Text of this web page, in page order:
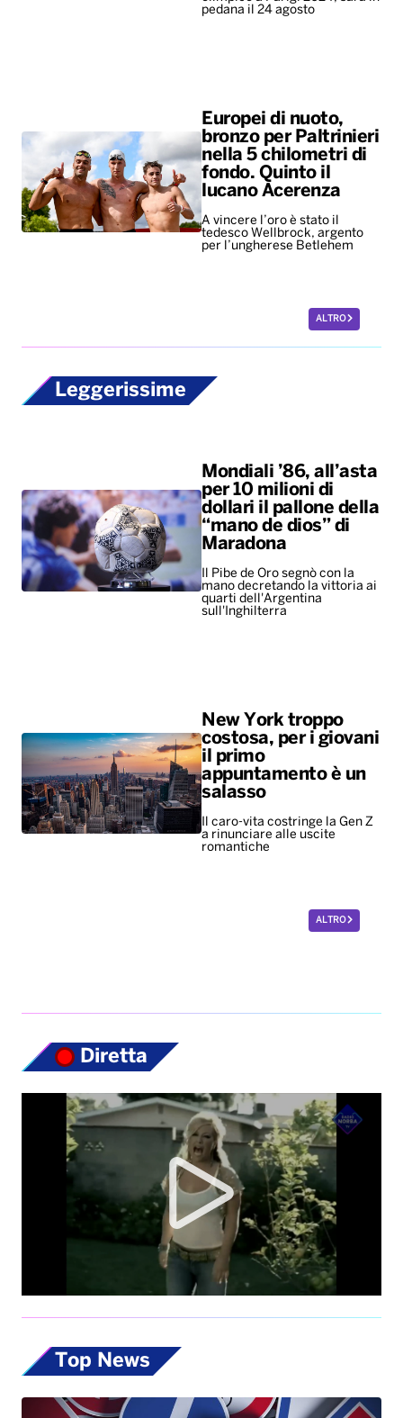
pedana il 24 agosto
Europei di nuoto,
bronzo per Paltrinieri
nella 5 chilometri di
fondo. Quinto il
lucano Acerenza
A vincere l’oro è stato il
tedesco Wellbrock, argento
per l’ungherese Betlehem
ALTRO
Leggerissime
Mondiali ’86, all’asta
per 10 milioni di
dollari il pallone della
“mano de dios” di
Maradona
Il Pibe de Oro segnò con la
mano decretando la vittoria ai
quarti dell'Argentina
sull'Inghilterra
New York troppo
costosa, per i giovani
il primo
appuntamento è un
salasso
Il caro-vita costringe la Gen Z
a rinunciare alle uscite
romantiche
ALTRO
Diretta
Top News